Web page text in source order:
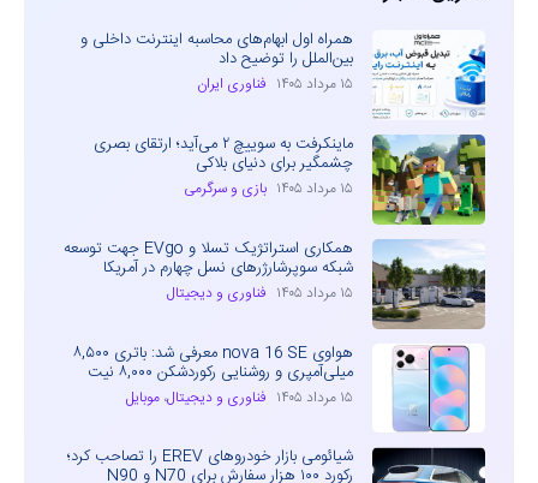
همراه اول ابهام‌های محاسبه اینترنت داخلی و
بین‌الملل را توضیح داد
۱۵ مرداد ۱۴۰۵ فناوری ایران
ماینکرفت به سوییچ ۲ می‌آید؛ ارتقای بصری
چشمگیر برای دنیای بلاکی
۱۵ مرداد ۱۴۰۵ بازی و سرگرمی
همکاری استراتژیک تسلا و EVgo جهت توسعه
شبکه سوپرشارژرهای نسل چهارم در آمریکا
۱۵ مرداد ۱۴۰۵ فناوری و دیجیتال
هواوی nova 16 SE معرفی شد: باتری ۸,۵۰۰
میلی‌آمپری و روشنایی رکوردشکن ۸,۰۰۰ نیت
۱۵ مرداد ۱۴۰۵ فناوری و دیجیتال، موبایل
شیائومی بازار خودروهای EREV را تصاحب کرد؛
رکورد ۱۰۰ هزار سفارش برای N70 و N90